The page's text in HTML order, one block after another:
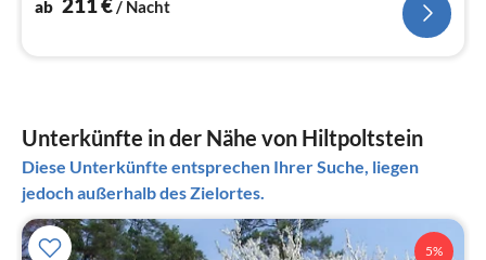
ab / Nacht
Unterkünfte in der Nähe von Hiltpoltstein
Diese Unterkünfte entsprechen Ihrer Suche, liegen
jedoch außerhalb des Zielortes.
5%